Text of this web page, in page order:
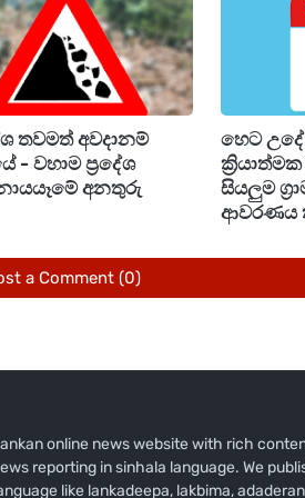
ආනයනය කරගත හැකි
නිෂ්පාදිත Honda Vezel
මිලට වඩා රුපියල් ලක්ෂ
රථයක් සහ වැගන්ආර් (Wagon
ලක්ෂ පහත් හයත් අතර
වන්නේ Toyota Raize සහ
තවමත් අවදානම්
- වහාම ප්‍රදේශ
අනතුරු
හෙට උදේ
සියලුම
ආවරණය
a Comment (0)
online news website with rich
reporting in sinhala language. We
like lankadeepa, lakbima,